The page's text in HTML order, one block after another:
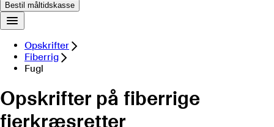
Bestil måltidskasse
Opskrifter
Fiberrig
Fugl
Opskrifter på fiberrige
fjerkræsretter